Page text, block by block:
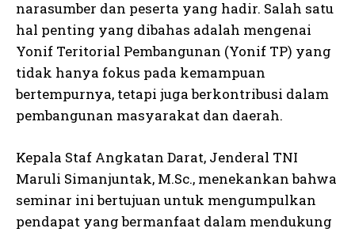
narasumber dan peserta yang hadir. Salah satu
hal penting yang dibahas adalah mengenai
Yonif Teritorial Pembangunan (Yonif TP) yang
tidak hanya fokus pada kemampuan
bertempurnya, tetapi juga berkontribusi dalam
pembangunan masyarakat dan daerah.
Kepala Staf Angkatan Darat, Jenderal TNI
Maruli Simanjuntak, M.Sc., menekankan bahwa
seminar ini bertujuan untuk mengumpulkan
pendapat yang bermanfaat dalam mendukung